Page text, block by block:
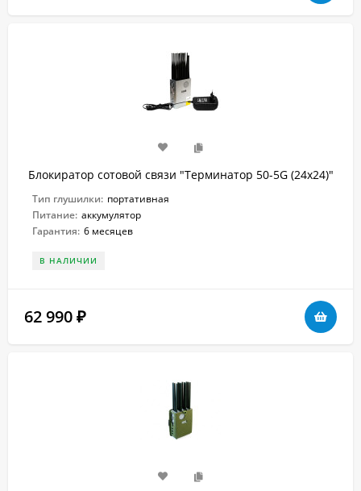
Блокиратор сотовой связи "Терминатор 50-5G (24х24)"
Тип глушилки: портативная
Питание: аккумулятор
Гарантия: 6 месяцев
В НАЛИЧИИ
62 990 ₽